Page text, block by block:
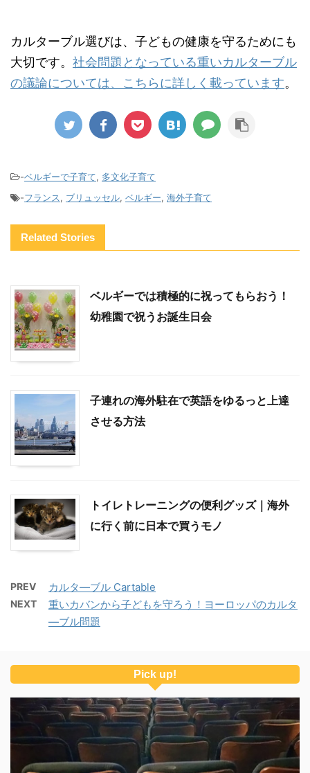
カルターブル選びは、子どもの健康を守るためにも
大切です。 社会問題となっている重いカルターブル
の議論については、こちらに詳しく載っています。
-ベルギーで子育て, 多文化子育て
-フランス, ブリュッセル, ベルギー, 海外子育て
Related Stories
ベルギーでは積極的に祝ってもらおう！
幼稚園で祝うお誕生日会
子連れの海外駐在で英語をゆるっと上達
させる方法
トイレトレーニングの便利グッズ｜海外
に行く前に日本で買うモノ
PREV カルタ―ブル Cartable
NEXT
重いカバンから子どもを守ろう！ヨーロッパのカルタ
―ブル問題
Pick up!